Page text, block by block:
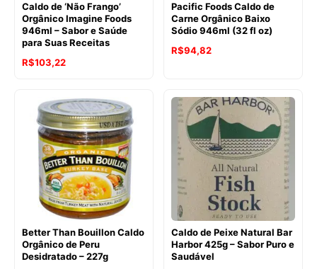
Caldo de ‘Não Frango’
Orgânico Imagine Foods
946ml – Sabor e Saúde
para Suas Receitas
R$103,22
Pacific Foods Caldo de
Carne Orgânico Baixo
Sódio 946ml (32 fl oz)
O
era:
R$111,09.
R$94,82O
é:
R$94,82.
Better Than Bouillon Caldo
Orgânico de Peru
Desidratado – 227g
Caldo de Peixe Natural Bar
Harbor 425g – Sabor Puro e
Saudável